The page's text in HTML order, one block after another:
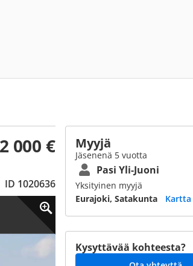
000 €
ID 1020636
Myyjä
Jäsenenä 5 vuotta
Pasi Yli-Juoni
Yksityinen myyjä
Eurajoki, Satakunta
Kartta
Kysyttävää kohteesta?